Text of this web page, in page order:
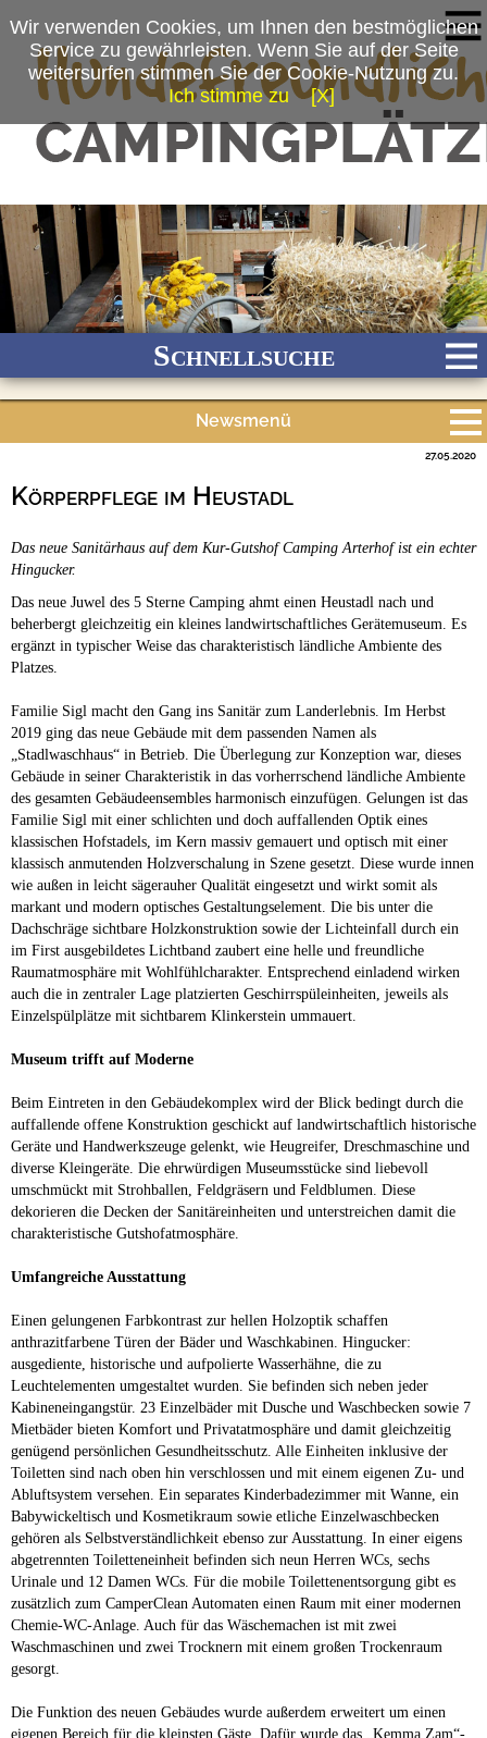
(c) Kur-Gutshof Camping ArterhofSchnellsuche
Ganzjährig geöffnet
Newsmenü
Campingplätze
Camping & Caravan
Touristik
Körperpflege im Heustadl
27.05.2020
Das neue Sanitärhaus auf dem Kur-Gutshof Camping Arterhof ist ein echter
Hingucker.
Das neue Juwel des 5 Sterne Camping ahmt einen Heustadl nach und
beherbergt gleichzeitig ein kleines landwirtschaftliches Gerätemuseum. Es
ergänzt in typischer Weise das charakteristisch ländliche Ambiente des
Platzes.
Familie Sigl macht den Gang ins Sanitär zum Landerlebnis. Im Herbst
2019 ging das neue Gebäude mit dem passenden Namen als
„Stadlwaschhaus“ in Betrieb. Die Überlegung zur Konzeption war, dieses
Gebäude in seiner Charakteristik in das vorherrschend ländliche Ambiente
des gesamten Gebäudeensembles harmonisch einzufügen. Gelungen ist das
Familie Sigl mit einer schlichten und doch auffallenden Optik eines
klassischen Hofstadels, im Kern massiv gemauert und optisch mit einer
klassisch anmutenden Holzverschalung in Szene gesetzt. Diese wurde innen
wie außen in leicht sägerauher Qualität eingesetzt und wirkt somit als
markant und modern optisches Gestaltungselement. Die bis unter die
Dachschräge sichtbare Holzkonstruktion sowie der Lichteinfall durch ein
im First ausgebildetes Lichtband zaubert eine helle und freundliche
Raumatmosphäre mit Wohlfühlcharakter. Entsprechend einladend wirken
auch die in zentraler Lage platzierten Geschirrspüleinheiten, jeweils als
Einzelspülplätze mit sichtbarem Klinkerstein ummauert.
Museum trifft auf Moderne
Beim Eintreten in den Gebäudekomplex wird der Blick bedingt durch die
auffallende offene Konstruktion geschickt auf landwirtschaftlich historische
Geräte und Handwerkszeuge gelenkt, wie Heugreifer, Dreschmaschine und
diverse Kleingeräte. Die ehrwürdigen Museumsstücke sind liebevoll
umschmückt mit Strohballen, Feldgräsern und Feldblumen. Diese
dekorieren die Decken der Sanitäreinheiten und unterstreichen damit die
charakteristische Gutshofatmosphäre.
Umfangreiche Ausstattung
Einen gelungenen Farbkontrast zur hellen Holzoptik schaffen
anthrazitfarbene Türen der Bäder und Waschkabinen. Hingucker:
ausgediente, historische und aufpolierte Wasserhähne, die zu
Leuchtelementen umgestaltet wurden. Sie befinden sich neben jeder
Kabineneingangstür. 23 Einzelbäder mit Dusche und Waschbecken sowie 7
Mietbäder bieten Komfort und Privatatmosphäre und damit gleichzeitig
genügend persönlichen Gesundheitsschutz. Alle Einheiten inklusive der
Toiletten sind nach oben hin verschlossen und mit einem eigenen Zu- und
Abluftsystem versehen. Ein separates Kinderbadezimmer mit Wanne, ein
Babywickeltisch und Kosmetikraum sowie etliche Einzelwaschbecken
gehören als Selbstverständlichkeit ebenso zur Ausstattung. In einer eigens
abgetrennten Toiletteneinheit befinden sich neun Herren WCs, sechs
Urinale und 12 Damen WCs. Für die mobile Toilettenentsorgung gibt es
zusätzlich zum CamperClean Automaten einen Raum mit einer modernen
Chemie-WC-Anlage. Auch für das Wäschemachen ist mit zwei
Waschmaschinen und zwei Trocknern mit einem großen Trockenraum
gesorgt.
Die Funktion des neuen Gebäudes wurde außerdem erweitert um einen
eigenen Bereich für die kleinsten Gäste. Dafür wurde das „Kemma Zam“-
Wir verwenden Cookies, um Ihnen den bestmöglichen
Service zu gewährleisten. Wenn Sie auf der Seite
weitersurfen stimmen Sie der Cookie-Nutzung zu.
Ich stimme zu
[X]